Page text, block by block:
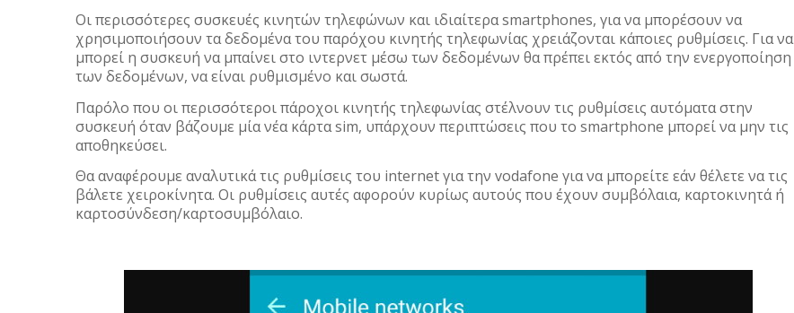
Οι περισσότερες συσκευές κινητών τηλεφώνων και ιδιαίτερα smartphones, για να μπορέσουν να
χρησιμοποιήσουν τα δεδομένα του παρόχου κινητής τηλεφωνίας χρειάζονται κάποιες ρυθμίσεις. Για να
μπορεί η συσκευή να μπαίνει στο ιντερνετ μέσω των δεδομένων θα πρέπει εκτός από την ενεργοποίηση
των δεδομένων, να είναι ρυθμισμένο και σωστά.
Παρόλο που οι περισσότεροι πάροχοι κινητής τηλεφωνίας στέλνουν τις ρυθμίσεις αυτόματα στην
συσκευή όταν βάζουμε μία νέα κάρτα sim, υπάρχουν περιπτώσεις που το smartphone μπορεί να μην τις
αποθηκεύσει.
Θα αναφέρουμε αναλυτικά τις ρυθμίσεις του internet για την vodafone για να μπορείτε εάν θέλετε να τις
βάλετε χειροκίνητα. Οι ρυθμίσεις αυτές αφορούν κυρίως αυτούς που έχουν συμβόλαια, καρτοκινητά ή
καρτοσύνδεση/καρτοσυμβόλαιο.